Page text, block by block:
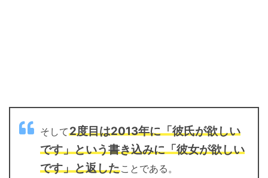
そして2度目は2013年に「彼氏が欲しい
です」という書き込みに「彼女が欲しい
です」と返したことである。